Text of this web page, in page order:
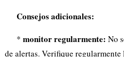
Consejos adicionales:
* monitor regularmente: No
de alertas. Verifique regularmente